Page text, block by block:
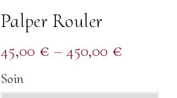
Palper Rouler
45,00 € – 450,00 €
Soin